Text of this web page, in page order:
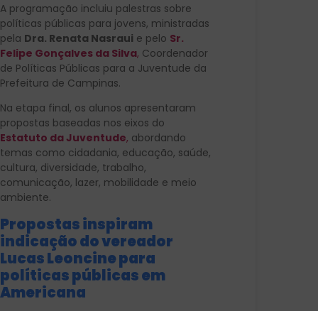
A programação incluiu palestras sobre
políticas públicas para jovens, ministradas
pela Dra. Renata Nasraui e pelo Sr.
Felipe Gonçalves da Silva, Coordenador
de Políticas Públicas para a Juventude da
Prefeitura de Campinas.
Na etapa final, os alunos apresentaram
propostas baseadas nos eixos do
Estatuto da Juventude, abordando
temas como cidadania, educação, saúde,
cultura, diversidade, trabalho,
comunicação, lazer, mobilidade e meio
ambiente.
Propostas inspiram
indicação do vereador
Lucas Leoncine para
políticas públicas em
Americana